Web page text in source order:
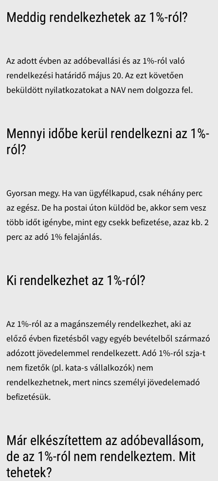
Meddig rendelkezhetek az 1%-ról?
Az adott évben az adóbevallási és az 1%-ról való
rendelkezési határidő május 20. Az ezt követően
beküldött nyilatkozatokat a NAV nem dolgozza fel.
Mennyi időbe kerül rendelkezni az 1%-
ról?
Gyorsan megy. Ha van ügyfélkapud, csak néhány perc
az egész. De ha postai úton küldöd be, akkor sem vesz
több időt igénybe, mint egy csekk befizetése, azaz kb. 2
perc az adó 1% felajánlás.
Ki rendelkezhet az 1%-ról?
Az 1%-ról az a magánszemély rendelkezhet, aki az
előző évben fizetésből vagy egyéb bevételből származó
adózott jövedelemmel rendelkezett. Adó 1%-ról szja-t
nem fizetők (pl. kata-s vállalkozók) nem
rendelkezhetnek, mert nincs személyi jövedelemadó
befizetésük.
Már elkészítettem az adóbevallásom,
de az 1%-ról nem rendelkeztem. Mit
tehetek?